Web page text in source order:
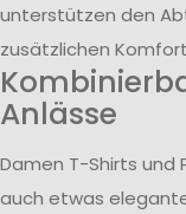
unterstützen den
zusätzlichen
Anlässe
Damen T-Shirts und
auch etwas